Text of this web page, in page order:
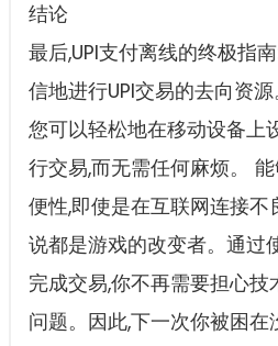
结论
最后,UPI支付离线的终极指
信地进行UPI交易的去向资
您可以轻松地在移动设备上
行交易,而无需任何麻烦。
便性,即使是在互联网连接不
说都是游戏的改变者。通过
完成交易,你不再需要担心
问题。因此,下一次你被困